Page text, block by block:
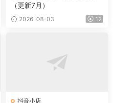
（更新7月）
2026-08-03 12
抖音小店